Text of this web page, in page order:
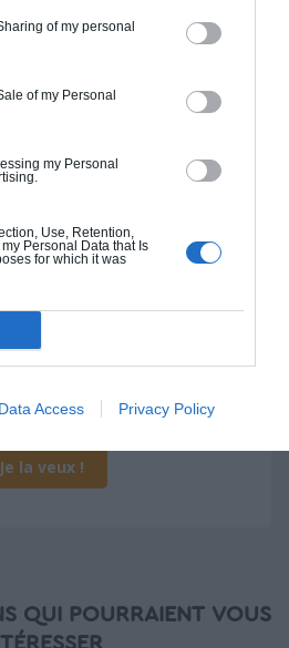
of my personal
of my Personal
my Personal
Use, Retention,
Personal Data that Is
for which it was
Data Access Privacy Policy
Je la veux !
BBC
en bloc coffrant isolant
haut de gamme. Le prix "clé
gros oeuvre et le second
sols...), mais exclut
jardin et clôture.
partir de
TTC
Je la veux !
QUI POURRAIENT VOUS